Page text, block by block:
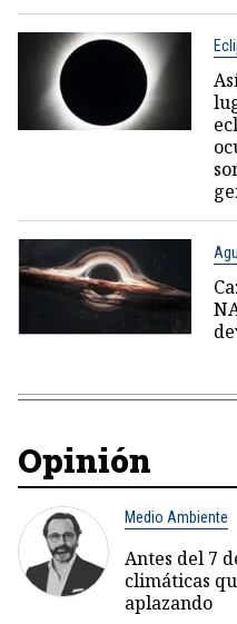
Opinión
Medio Ambiente
Antes del 7
climáticas
aplazando